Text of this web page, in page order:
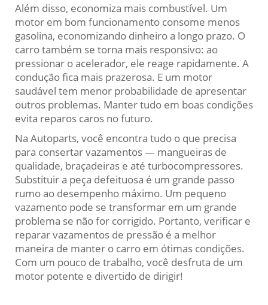
Além disso, economiza mais combustível. Um
motor em bom funcionamento consome menos
gasolina, economizando dinheiro a longo prazo. O
carro também se torna mais responsivo: ao
pressionar o acelerador, ele reage rapidamente. A
condução fica mais prazerosa. E um motor
saudável tem menor probabilidade de apresentar
outros problemas. Manter tudo em boas condições
evita reparos caros no futuro.
Na Autoparts, você encontra tudo o que precisa
para consertar vazamentos — mangueiras de
qualidade, braçadeiras e até turbocompressores.
Substituir a peça defeituosa é um grande passo
rumo ao desempenho máximo. Um pequeno
vazamento pode se transformar em um grande
problema se não for corrigido. Portanto, verificar e
reparar vazamentos de pressão é a melhor
maneira de manter o carro em ótimas condições.
Com um pouco de trabalho, você desfruta de um
motor potente e divertido de dirigir!